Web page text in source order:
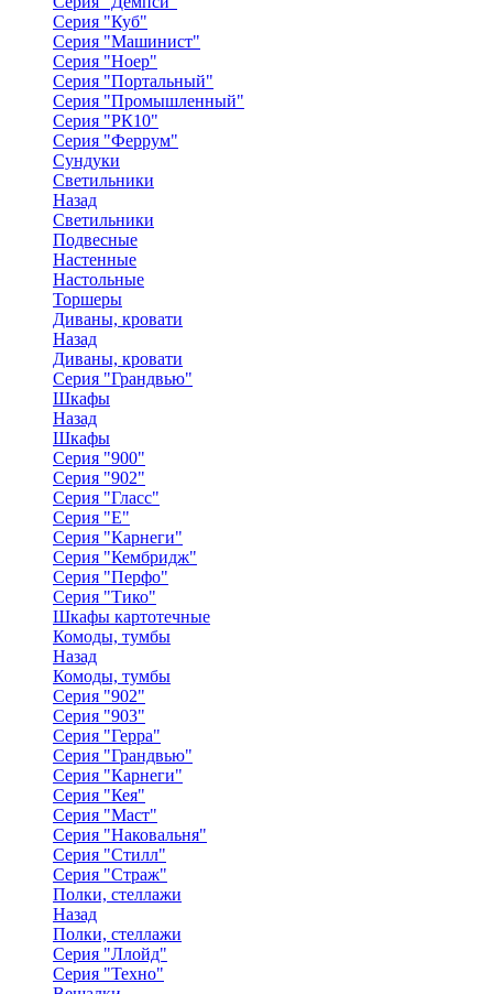
Серия "Куб"
Серия "Машинист"
Серия "Ноер"
Серия "Портальный"
Серия "Промышленный"
Серия "РК10"
Серия "Феррум"
Сундуки
Светильники
Назад
Светильники
Подвесные
Настенные
Настольные
Торшеры
Диваны, кровати
Назад
Диваны, кровати
Серия "Грандвью"
Шкафы
Назад
Шкафы
Серия "900"
Серия "902"
Серия "Гласс"
Серия "Е"
Серия "Карнеги"
Серия "Кембридж"
Серия "Перфо"
Серия "Тико"
Шкафы картотечные
Комоды, тумбы
Назад
Комоды, тумбы
Серия "902"
Серия "903"
Серия "Герра"
Серия "Грандвью"
Серия "Карнеги"
Серия "Кея"
Серия "Маст"
Серия "Наковальня"
Серия "Стилл"
Серия "Страж"
Полки, стеллажи
Назад
Полки, стеллажи
Серия "Ллойд"
Серия "Техно"